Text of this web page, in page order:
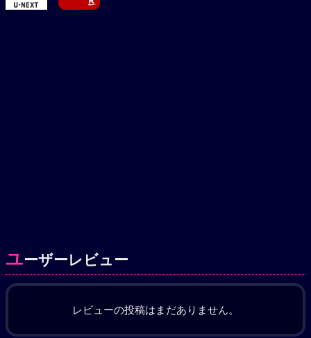
ユーザーレビュー
レビューの投稿はまだありません。